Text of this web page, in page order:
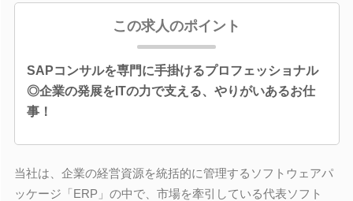
この求人のポイント
SAPコンサルを専門に手掛けるプロフェッショナル
◎企業の発展をITの力で支える、やりがいあるお仕
事！
当社は、企業の経営資源を統括的に管理するソフトウェアパ
ッケージ「ERP」の中で、市場を牽引している代表ソフト